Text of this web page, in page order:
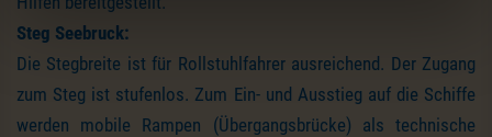
Steg Seebruck:
Die Stegbreite ist für Rollstuhlfahrer ausreichend. Der Zugang
zum Steg ist stufenlos. Zum Ein- und Ausstieg auf die Schiffe
werden mobile Rampen (Übergangsbrücke) als technische